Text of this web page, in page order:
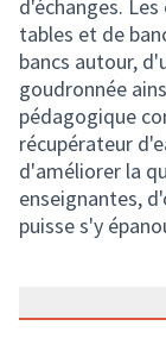
d'échanges.
tables et de
bancs autour,
goudronnée
pédagogique
récupérateur
d'améliorer la
enseignantes,
puisse s'y